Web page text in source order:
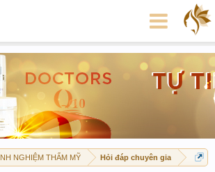
NGHIỆM THẨM MỸ Hỏi đáp chuyên gia